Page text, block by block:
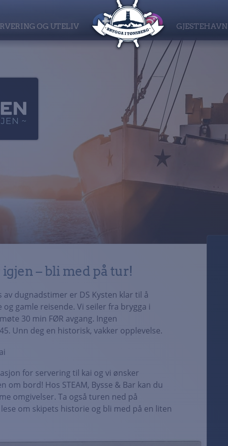
OG UTELIV GJESTEHAVN
– bli med på tur!
dugnadstimer er DS Kysten klar til å
gamle reisende. Vi seiler fra brygga i
30 min FØR avgang. Ingen
Unn deg en historisk, vakker opplevelse.
for servering til kai og vi ønsker
om bord! Hos STEAM, Bysse & Bar kan du
omgivelser. Ta også turen ned på
om skipets historie og bli med på en liten